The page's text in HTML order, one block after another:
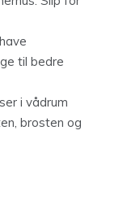
til bedre
i vådrum
brosten og